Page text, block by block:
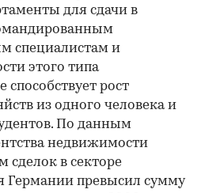
для сдачи в
специалистам и
этого типа
рост
из одного человека и
По данным
недвижимости
сделок в секторе
Германии превысил сумму